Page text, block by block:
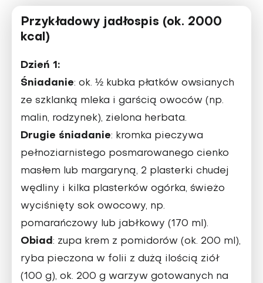
Przykładowy jadłospis (ok. 2000
kcal)
Dzień 1:
Śniadanie: ok. ½ kubka płatków owsianych
ze szklanką mleka i garścią owoców (np.
malin, rodzynek), zielona herbata.
Drugie śniadanie: kromka pieczywa
pełnoziarnistego posmarowanego cienko
masłem lub margaryną, 2 plasterki chudej
wędliny i kilka plasterków ogórka, świeżo
wyciśnięty sok owocowy, np.
pomarańczowy lub jabłkowy (170 ml).
Obiad : zupa krem z pomidorów (ok. 200 ml),
ryba pieczona w folii z dużą ilością ziół
(100 g), ok. 200 g warzyw gotowanych na